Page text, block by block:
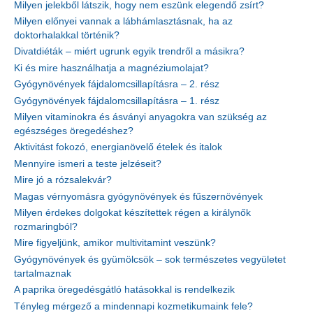
Milyen jelekből látszik, hogy nem eszünk elegendő zsírt?
Milyen előnyei vannak a lábhámlasztásnak, ha az
doktorhalakkal történik?
Divatdiéták – miért ugrunk egyik trendről a másikra?
Ki és mire használhatja a magnéziumolajat?
Gyógynövények fájdalomcsillapításra – 2. rész
Gyógynövények fájdalomcsillapításra – 1. rész
Milyen vitaminokra és ásványi anyagokra van szükség az
egészséges öregedéshez?
Aktivitást fokozó, energianövelő ételek és italok
Mennyire ismeri a teste jelzéseit?
Mire jó a rózsalekvár?
Magas vérnyomásra gyógynövények és fűszernövények
Milyen érdekes dolgokat készítettek régen a királynők
rozmaringból?
Mire figyeljünk, amikor multivitamint veszünk?
Gyógynövények és gyümölcsök – sok természetes vegyületet
tartalmaznak
A paprika öregedésgátló hatásokkal is rendelkezik
Tényleg mérgező a mindennapi kozmetikumaink fele?